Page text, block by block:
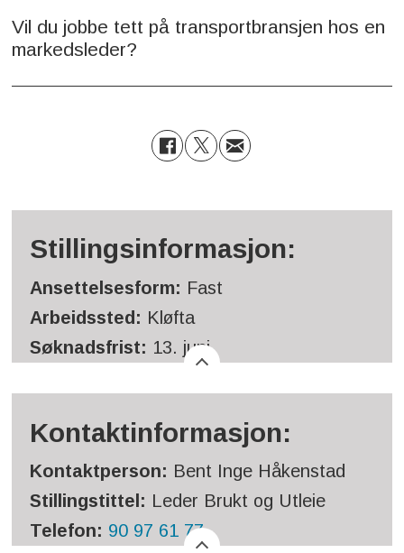
Vil du jobbe tett på transportbransjen hos en
markedsleder?
Stillingsinformasjon:
Ansettelsesform: Fast
Arbeidssted: Kløfta
Søknadsfrist: 13. juni
Kontaktinformasjon:
Kontaktperson: Bent Inge Håkenstad
Stillingstittel: Leder Brukt og Utleie
Telefon: 90 97 61 77